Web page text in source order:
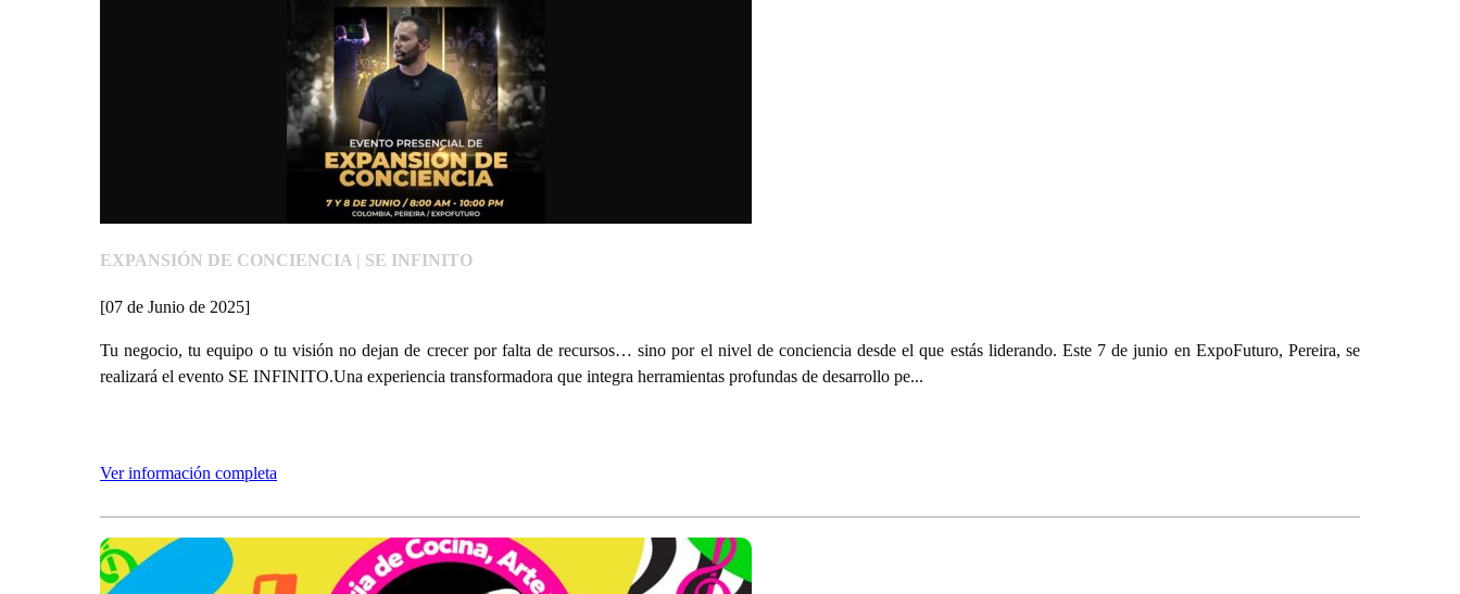
EXPANSIÓN DE CONCIENCIA | SE INFINITO
[07 de Junio de 2025]
Tu negocio, tu equipo o tu visión no dejan de crecer por falta de recursos… sino por el nivel de conciencia desde el que estás liderando. Este 7 de junio en ExpoFuturo, Pereira, se
realizará el evento SE INFINITO.Una experiencia transformadora que integra herramientas profundas de desarrollo pe...
Ver información completa